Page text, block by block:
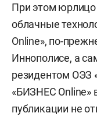
При этом
облачные
Online», по-
Иннополисе, а
резидентом ОЭЗ
«БИЗНЕС Online»
публикации не